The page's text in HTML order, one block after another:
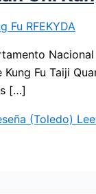
Fu RFEKYDA
Fu Taiji
[…]
(Toledo)